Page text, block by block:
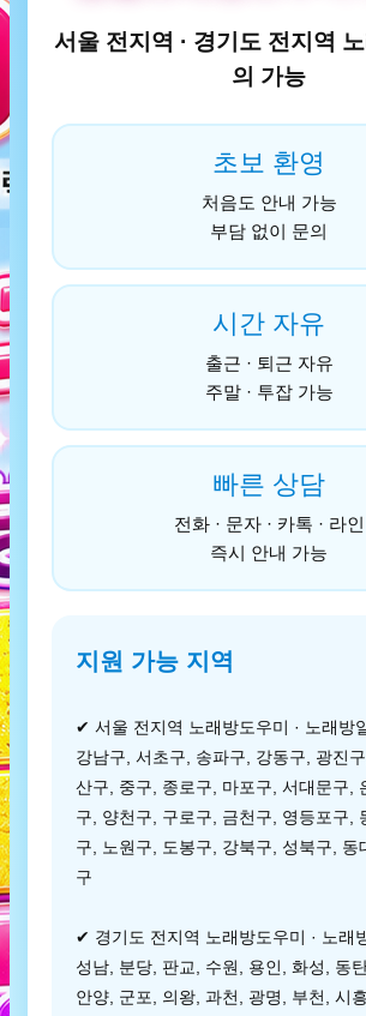
서울 전지역 · 경기도 전지역
의 가능
초보 환영
처음도 안내 가능
부담 없이 문의
시간 자유
출근 · 퇴근 자유
주말 · 투잡 가능
빠른 상담
전화 · 문자 · 카톡 · 라인
즉시 안내 가능
지원 가능 지역
✔ 서울 전지역 노래방도우미 · 노래방
강남구, 서초구, 송파구, 강동구, 광진
산구, 중구, 종로구, 마포구, 서대문구,
구, 양천구, 구로구, 금천구, 영등포구,
구, 노원구, 도봉구, 강북구, 성북구, 동
구
✔ 경기도 전지역 노래방도우미 · 노래
성남, 분당, 판교, 수원, 용인, 화성, 동
안양, 군포, 의왕, 과천, 광명, 부천, 시